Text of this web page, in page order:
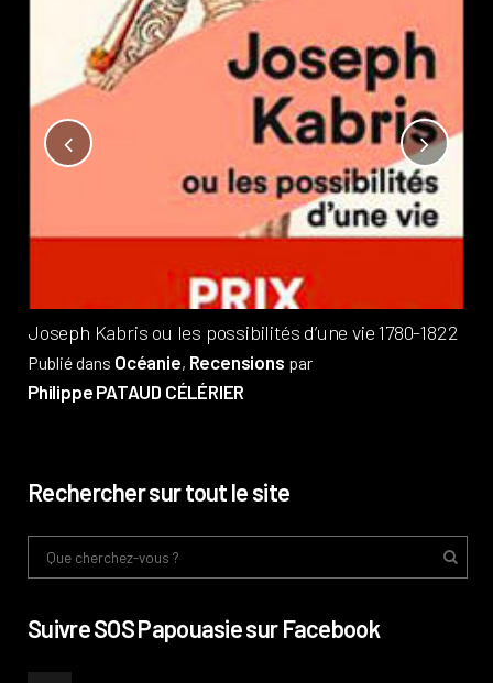
Joseph Kabris ou les possibilités d’une vie 1780-1822
Publié dans Océanie, Recensions par
Philippe PATAUD CÉLÉRIER
Rechercher sur tout le site
Suivre SOS Papouasie sur Facebook